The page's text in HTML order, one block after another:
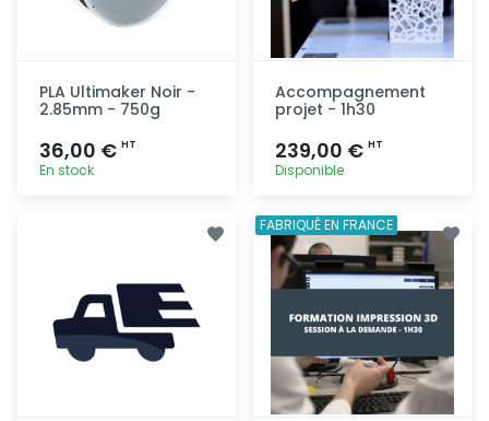
PLA Ultimaker Noir -
2.85mm - 750g
36,00 € HT
En stock
Accompagnement
projet - 1h30
239,00 € HT
Disponible
Ajout
rapide
FABRIQUÉ EN FRANCE